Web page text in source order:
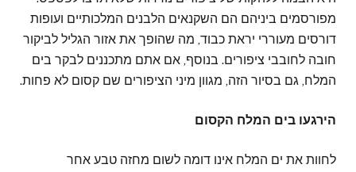
מפורסמים ביניהם הם השקנאים הלבנים המלכותיים ועופות
דורסים מעוררי יראת כבוד, מה שהופך את אזור הגליל לביקור
חובה לחובבי ציפורים. בנוסף, אם אתם מתכננים לבקר בים
המלח, גם בסיור הזה, מגוון מיני הציפורים שם קסום לא פחות.
הירגעו בים המלח הקסום
לחוות את ים המלח אינו דומה לשום מחזה טבע אחר